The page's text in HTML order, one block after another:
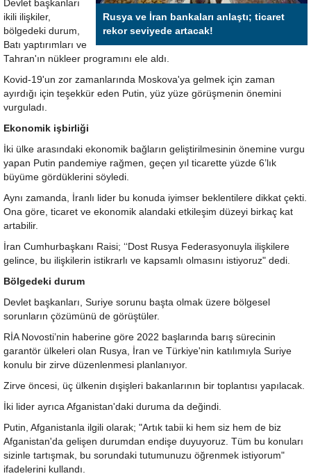
Rusya ve İran bankaları anlaştı; ticaret
rekor seviyede artacak!
Devlet başkanları
ikili ilişkiler,
bölgedeki durum,
Batı yaptırımları ve
Tahran'ın nükleer programını ele aldı.
Kovid-19'un zor zamanlarında Moskova'ya gelmek için zaman
ayırdığı için teşekkür eden Putin, yüz yüze görüşmenin önemini
vurguladı.
Ekonomik işbirliği
İki ülke arasındaki ekonomik bağların geliştirilmesinin önemine vurgu
yapan Putin pandemiye rağmen, geçen yıl ticarette yüzde 6’lık
büyüme gördüklerini söyledi.
Aynı zamanda, İranlı lider bu konuda iyimser beklentilere dikkat çekti.
Ona göre, ticaret ve ekonomik alandaki etkileşim düzeyi birkaç kat
artabilir.
İran Cumhurbaşkanı Raisi; ‘‘Dost Rusya Federasyonuyla ilişkilere
gelince, bu ilişkilerin istikrarlı ve kapsamlı olmasını istiyoruz" dedi.
Bölgedeki durum
Devlet başkanları, Suriye sorunu başta olmak üzere bölgesel
sorunların çözümünü de görüştüler.
RİA Novosti’nin haberine göre 2022 başlarında barış sürecinin
garantör ülkeleri olan Rusya, İran ve Türkiye'nin katılımıyla Suriye
konulu bir zirve düzenlenmesi planlanıyor.
Zirve öncesi, üç ülkenin dışişleri bakanlarının bir toplantısı yapılacak.
İki lider ayrıca Afganistan'daki duruma da değindi.
Putin, Afganistanla ilgili olarak; "Artık tabii ki hem siz hem de biz
Afganistan'da gelişen durumdan endişe duyuyoruz. Tüm bu konuları
sizinle tartışmak, bu sorundaki tutumunuzu öğrenmek istiyorum"
ifadelerini kullandı.